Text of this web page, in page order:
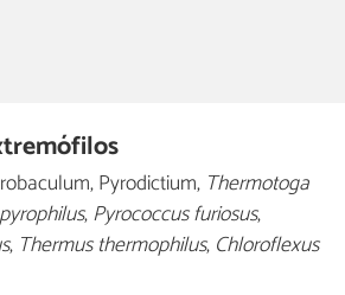
Pyrodictium, Thermotoga
,Pyrococcus furiosus,
, Thermus thermophilus, Chloroflexus